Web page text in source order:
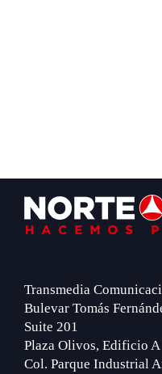
Footer
Transmedia
Bulevar Tomás
Suite 201
Plaza Olivos, Edificio A
Col. Parque Industrial